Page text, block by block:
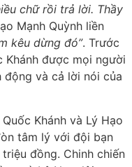
chữ rồi trả lời. Thầy
Mạnh Quỳnh liền
kêu dừng đó”. Trước
Khánh được mọi người
động và cả lời nói của
Khánh và Lý Hạo
tâm lý với đội bạn
đồng. Chinh chiến